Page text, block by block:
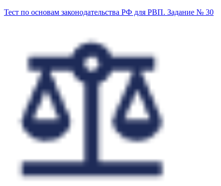
Тест по основам законодательства РФ для РВП. Задание № 30